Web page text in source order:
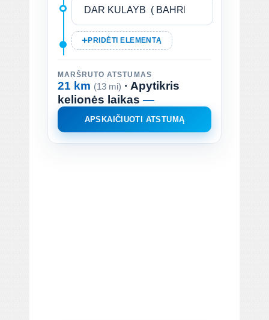
PRIDĖTI ELEMENTĄ
MARŠRUTO ATSTUMAS
21 km (13 mi) · Apytikris
kelionės laikas —
APSKAIČIUOTI ATSTUMĄ